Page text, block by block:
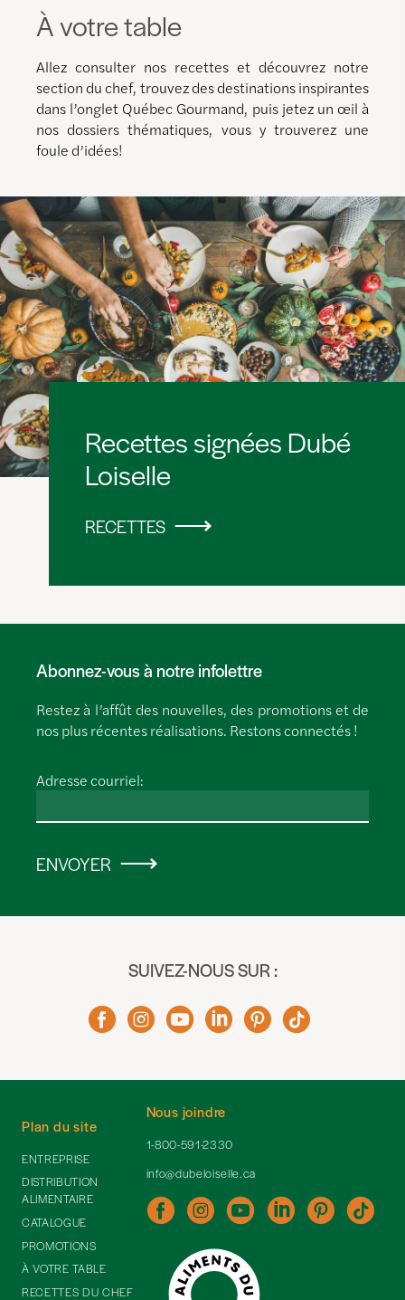
À votre table
Allez consulter nos recettes et découvrez notre
section du chef, trouvez des destinations inspirantes
dans l’onglet Québec Gourmand, puis jetez un œil à
nos dossiers thématiques, vous y trouverez une
foule d’idées!
Recettes signées Dubé
Loiselle
RECETTES
Abonnez-vous à notre infolettre
Restez à l’affût des nouvelles, des promotions et de
nos plus récentes réalisations. Restons connectés !
Adresse courriel:
ENVOYER
SUIVEZ-NOUS SUR :
Nous joindre
1-800-591-2330
info@dubeloiselle.ca
Plan du site
ENTREPRISE
DISTRIBUTION
ALIMENTAIRE
CATALOGUE
PROMOTIONS
À VOTRE TABLE
RECETTES DU CHEF